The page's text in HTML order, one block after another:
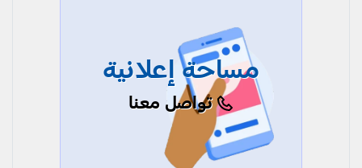
مساحة إعلانية
تواصل معنا